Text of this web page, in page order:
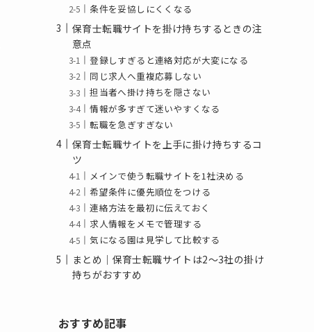
条件を妥協しにくくなる
保育士転職サイトを掛け持ちするときの注
意点
登録しすぎると連絡対応が大変になる
同じ求人へ重複応募しない
担当者へ掛け持ちを隠さない
情報が多すぎて迷いやすくなる
転職を急ぎすぎない
保育士転職サイトを上手に掛け持ちするコ
ツ
メインで使う転職サイトを1社決める
希望条件に優先順位をつける
連絡方法を最初に伝えておく
求人情報をメモで管理する
気になる園は見学して比較する
まとめ｜保育士転職サイトは2〜3社の掛け
持ちがおすすめ
おすすめ記事